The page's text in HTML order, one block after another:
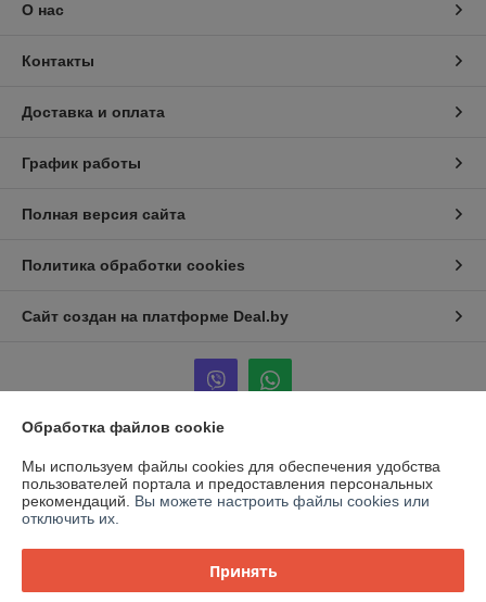
О нас
Контакты
Доставка и оплата
График работы
Полная версия сайта
Политика обработки cookies
Сайт создан на платформе Deal.by
Информация для покупателя
Юридическое лицо:ООО "Компас-Инвест"
Республика Беларусь, г. Минск, ул.Промышленная 21А,каб. 14
Регистрационный номер ЕГР: 192615445
Обработка файлов cookie
Мы используем файлы cookies для обеспечения удобства
пользователей портала и предоставления персональных
рекомендаций. Вы можете настроить файлы cookies или
отключить их.
Принять